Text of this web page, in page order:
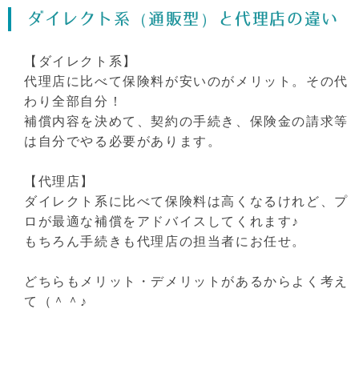
ダイレクト系（通販型）と代理店の違い
【ダイレクト系】
代理店に比べて保険料が安いのがメリット。その代
わり全部自分！
補償内容を決めて、契約の手続き、保険金の請求等
は自分でやる必要があります。
【代理店】
ダイレクト系に比べて保険料は高くなるけれど、プ
ロが最適な補償をアドバイスしてくれます♪
もちろん手続きも代理店の担当者にお任せ。
どちらもメリット・デメリットがあるからよく考え
て（＾＾♪